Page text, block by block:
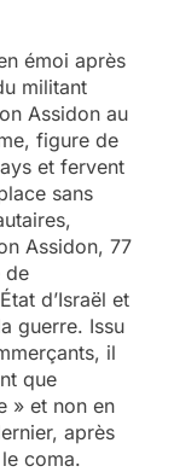
émoi après
militant
Assidon au
figure de
et fervent
sans
Assidon, 77
de
d’Israël et
guerre. Issu
il
que
» et non en
après
coma.